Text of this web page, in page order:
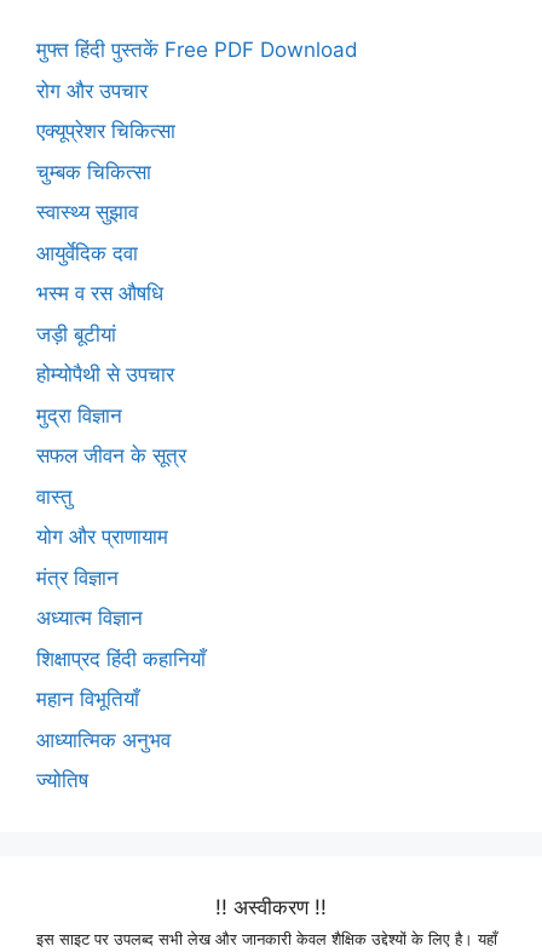
मुफ्त हिंदी पुस्तकें Free PDF Download
रोग और उपचार
एक्यूप्रेशर चिकित्सा
चुम्बक चिकित्सा
स्वास्थ्य सुझाव
आयुर्वेदिक दवा
भस्म व रस औषधि
जड़ी बूटीयां
होम्योपैथी से उपचार
मुद्रा विज्ञान
सफल जीवन के सूत्र
वास्तु
योग और प्राणायाम
मंत्र विज्ञान
अध्यात्म विज्ञान
शिक्षाप्रद हिंदी कहानियाँ
महान विभूतियाँ
आध्यात्मिक अनुभव
ज्योतिष
!! अस्वीकरण !!
इस साइट पर उपलब्द सभी लेख और जानकारी केवल शैक्षिक उद्देश्यों के लिए है। यहाँ